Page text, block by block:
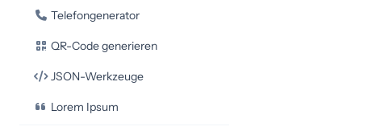
Telefongenerator
QR-Code generieren
JSON-Werkzeuge
Lorem Ipsum